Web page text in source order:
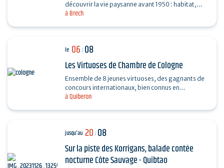
à Brech
découvrir la vie paysanne avant 1950 : habitat,
agriculture, paysage, savoir-faire… et enrichir…
à Quiberon
le 06/08
Les Virtuoses de Chambre de Cologne
Ensemble de 8 jeunes virtuoses, des gagnants de
concours internationaux, bien connus en
Allemagne grâce à leur professionnalisme et à la
jusqu'au 20/08
Sur la piste des Korrigans, balade contée
nocturne Côte Sauvage - Quibtao